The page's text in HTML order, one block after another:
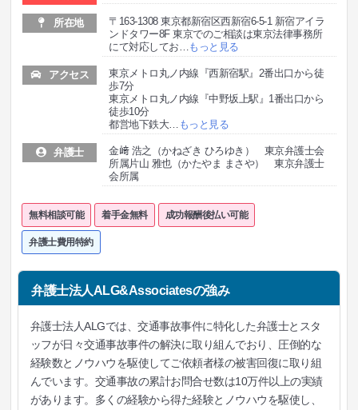
所在地
〒163-1308 東京都新宿区西新宿6-5-1 新宿アイラ
ンドタワー8F 東京でのご相談は東京法律事務所
にて対応してお…もっと見る
アクセス
東京メトロ丸ノ内線『西新宿駅』2番出口から徒
歩7分
東京メトロ丸ノ内線『中野坂上駅』1番出口から
徒歩10分
都営地下鉄大… もっと見る
弁護士
金﨑 浩之（かねざき ひろゆき） 東京弁護士会
所属片山 雅也（かたやま まさや） 東京弁護士
会所属
無料相談可能 着手金無料 成功報酬後払い可能
弁護士費用特約
弁護士法人ALG&Associatesの強み
弁護士法人ALGでは、交通事故事件に特化した弁護士とスタ
ッフが日々交通事故事件の解決に取り組んでおり、圧倒的な
経験数とノウハウを駆使してご依頼者様の被害回復に取り組
んでいます。交通事故の累計お問合せ数は10万件以上の実績
があります。多くの経験から得た経験とノウハウを駆使し、